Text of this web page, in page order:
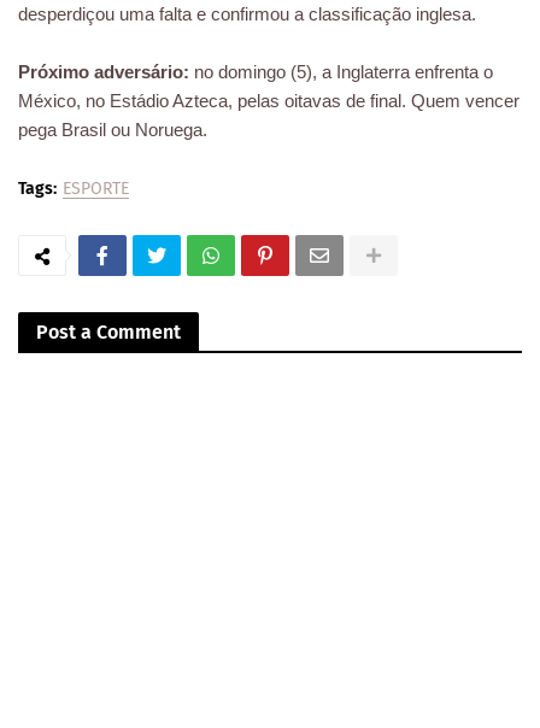
desperdiçou uma falta e confirmou a classificação inglesa.
Próximo adversário: no domingo (5), a Inglaterra enfrenta o
México, no Estádio Azteca, pelas oitavas de final. Quem vencer
pega Brasil ou Noruega.
Tags: ESPORTE
Post a Comment